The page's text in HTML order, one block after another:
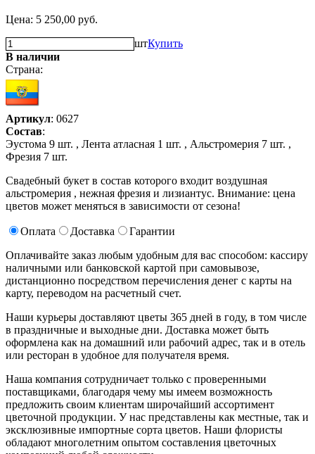
Цена: 5 250,00 руб.
штКупить
В наличии
Страна:
Артикул: 0627
Состав:
Эустома 9 шт. , Лента атласная 1 шт. , Альстромерия 7 шт. ,
Фрезия 7 шт.
Свадебный букет в состав которого входит воздушная
альстромерия , нежная фрезия и лизиантус. Внимание: цена
цветов может меняться в зависимости от сезона!
Оплата Доставка
Гарантии
Оплачивайте заказ любым удобным для вас способом: кассиру
наличными или банковской картой при самовывозе,
дистанционно посредством перечисления денег с карты на
карту, переводом на расчетный счет.
Наши курьеры доставляют цветы 365 дней в году, в том числе
в праздничные и выходные дни. Доставка может быть
оформлена как на домашний или рабочий адрес, так и в отель
или ресторан в удобное для получателя время.
Наша компания сотрудничает только с проверенными
поставщиками, благодаря чему мы имеем возможность
предложить своим клиентам широчайший ассортимент
цветочной продукции. У нас представлены как местные, так и
эксклюзивные импортные сорта цветов. Наши флористы
обладают многолетним опытом составления цветочных